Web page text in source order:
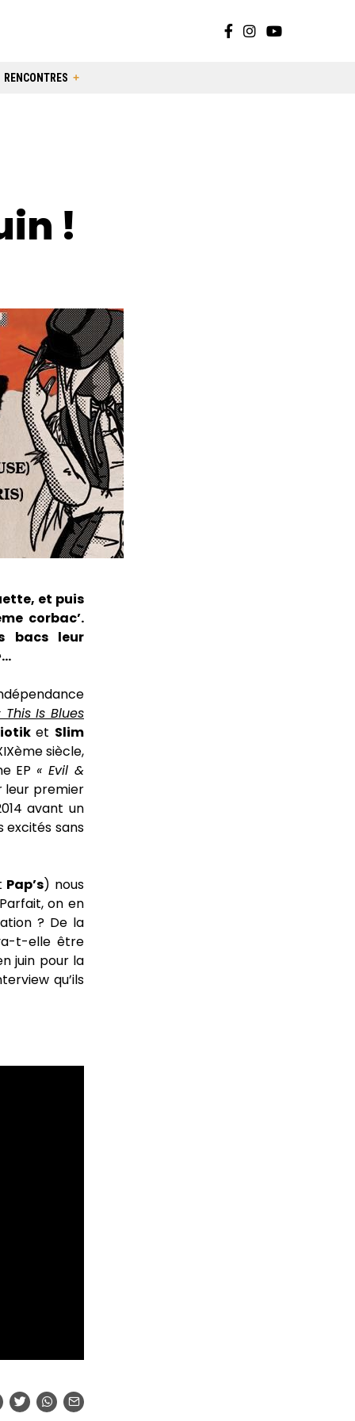
RENCONTRES
!
et puis
corbac’.
bacs leur
…
This Is Blues
et Slim
siècle,
EP« Evil &
leur premier
avant un
excités sans
Pap’s) nous
on en
? De la
t-elle être
juin pour la
qu’ils